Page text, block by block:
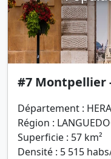
#7 Montpellier
Département :
Région :
Superficie : 57 km²
Densité : 5 515